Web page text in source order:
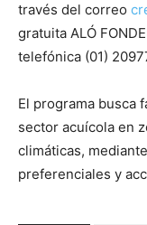
través del correo
gratuita ALÓ
telefónica (01)
El programa busca
sector acuícola en
climáticas,
preferenciales y